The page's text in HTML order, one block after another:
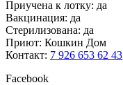
Приучена к лотку: да
Вакцинация: да
Стерилизована: да
Приют: Кошкин Дом
Контакт: 7 926 653 62 43
Facebook